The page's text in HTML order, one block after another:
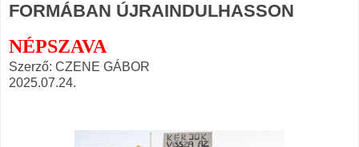
FORMÁBAN ÚJRAINDULHASSON
NÉPSZAVA
Szerző: CZENE GÁBOR
2025.07.24.